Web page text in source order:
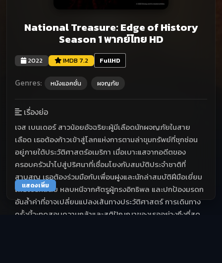
National Treasure: Edge of History
Season 1 พากย์ไทย HD
2022 IMDB 7.2 FullHD
Genres: หนังแอคชั่น ผจญภัย
เรื่องย่อ
เจส เบนเดอร์ สาวน้อยอัจฉริยะผู้มีเลือดนักผจญภัยในสาย
เลือด เธอต้องก้าวเข้าสู่โลกแห่งการตามล่าขุมทรัพย์ที่ซุกซ่อน
อยู่ภายใต้ประวัติศาสตร์อเมริกา เมื่อเบาะแสจากอดีตของ
ครอบครัวนำไปสู่ปริศนาที่เชื่อมโยงกับสมบัติประจำชาติที่
สาบสูญ เธอต้องร่วมมือกับเพื่อนฝูงและนักล่าสมบัติฝีมือเยี่ยม
เพื่อไขรหัสลับ หลบหนีจากศัตรูผู้ทรงอิทธิพล และปกป้องมรดก
อันล้ำค่าที่อาจเปลี่ยนแปลงเส้นทางประวัติศาสตร์ การเดินทาง
ครั้งนี้จะทดสอบความกล้าและสติปัญญาของเธออย่างถึงที่สุด
แสดงเพิ่ม